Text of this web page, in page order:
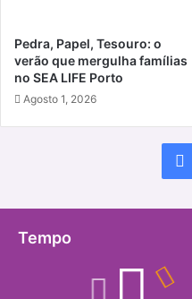
Pedra, Papel, Tesouro: o
verão que mergulha famílias
no SEA LIFE Porto
Agosto 1, 2026
Tempo